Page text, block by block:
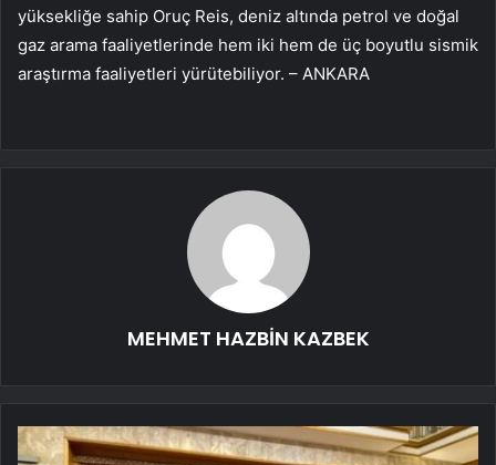
yüksekliğe sahip Oruç Reis, deniz altında petrol ve doğal
gaz arama faaliyetlerinde hem iki hem de üç boyutlu sismik
araştırma faaliyetleri yürütebiliyor. – ANKARA
MEHMET HAZBİN KAZBEK